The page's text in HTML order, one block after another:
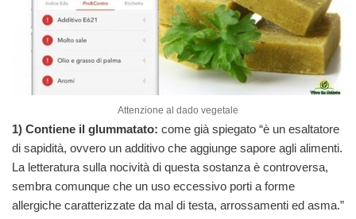
Attenzione al dado vegetale
1) Contiene il glummatato: come già spiegato “è un esaltatore
di sapidità, ovvero un additivo che aggiunge sapore agli alimenti.
La letteratura sulla nocività di questa sostanza è controversa,
sembra comunque che un uso eccessivo porti a forme
allergiche caratterizzate da mal di testa, arrossamenti ed asma.”